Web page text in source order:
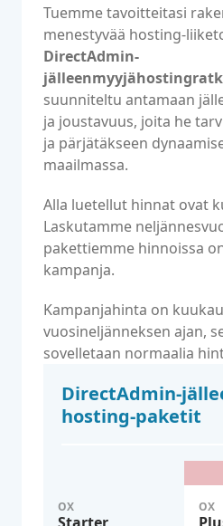
Tuemme tavoitteitasi
menestyvää hosting-
DirectAdmin-
suunniteltu antamaan
ja joustavuus, joita he
ja pärjätäkseen
maailmassa.
Alla luetellut hinnat ovat
Laskutamme
pakettiemme hinnoissa
kampanja.
Kampanjahinta on
vuosineljänneksen ajan,
sovelletaan normaalia
DirectAdmin-
hosting-paketit
OX OX